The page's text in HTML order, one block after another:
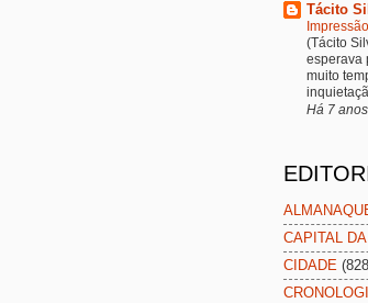
Tácito
Impressão
(Tácito
esperava
muito
Há 7 anos
CAPITAL
CIDADE